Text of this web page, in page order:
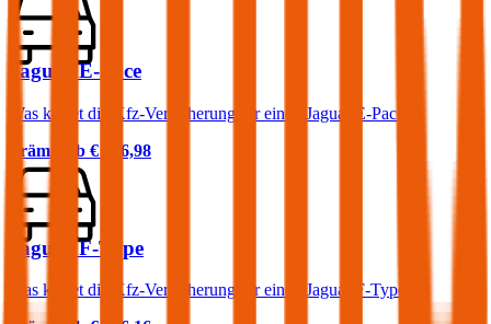
Jaguar E-Pace
Was kostet die Kfz-Versicherung für einen Jaguar E-Pace?
Prämie ab € 106,98
Jaguar F-Type
Was kostet die Kfz-Versicherung für einen Jaguar F-Type?